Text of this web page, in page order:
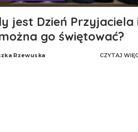
jest Dzień Przyjaciela
go świętować?
Rzewuska CZYTAJ